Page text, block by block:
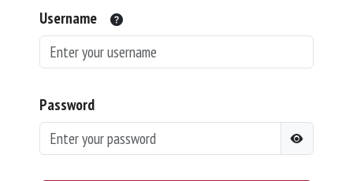
Username
Password